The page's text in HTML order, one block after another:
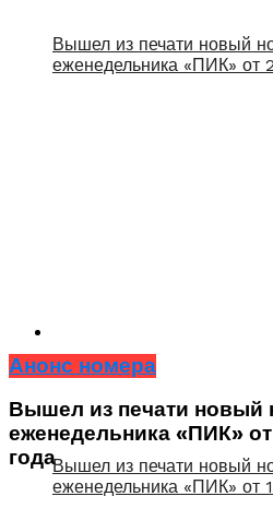
Вышел из печати новый
еженедельника «ПИК» от
Вышел из печати новый
еженедельника «ПИК» от
Анонс номера
Вышел из печати новый
еженедельника «ПИК»
года